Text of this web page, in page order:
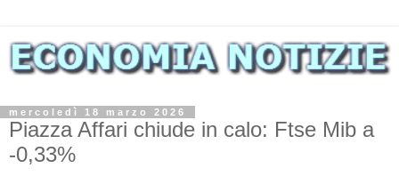
mercoledì 18 marzo 2026
Piazza Affari chiude in calo: Ftse Mib a
-0,33%